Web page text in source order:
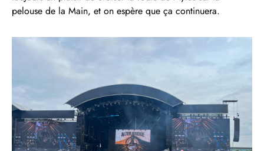
pelouse de la Main, et on espère que ça continuera.